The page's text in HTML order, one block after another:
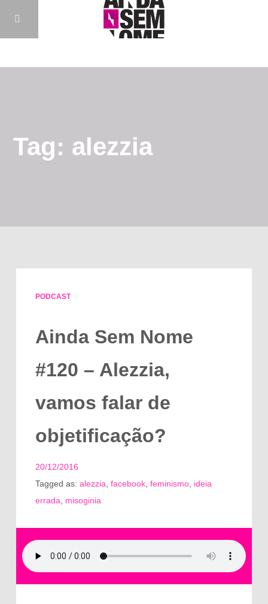
Tag: alezzia
PODCAST
Ainda Sem Nome
#120 – Alezzia,
vamos falar de
objetificação?
20/12/2016
Tagged as: alezzia facebook, feminismo, ideia
errada
misoginia